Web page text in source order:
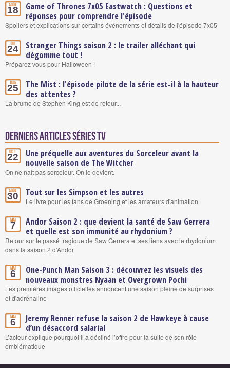
Août
18
Game of Thrones 7x05 Eastwatch : Questions et
réponses pour comprendre l'épisode
Spoilers et explications sur certains événements et détails de l'épisode 7x05
Juil.
24
Stranger Things saison 2 : le trailer alléchant qui
dégomme tout !
Préparez vous pour Halloween !
Juin
25
The Mist : l'épisode pilote de la série est-il à la hauteur
des attentes ?
La brume de Stephen King est de retour...
Derniers articles Séries TV
Oct.
22
Une préquelle aux aventures du Sorceleur avant la
nouvelle saison de The Witcher
On ne naît pas sorceleur. On le devient.
Août
30 Tout sur les Simpson et les autres
Le livre pour les fans de Groening et les amateurs d'animation
Mai
7
Andor Saison 2 : que devient la santé de Saw Gerrera
et quelle est son immunité au rhydonium ?
Retour sur le passé tragique de Saw Gerrera et ses liens avec le rhydonium
dans la saison 2 d'Andor
Mai
6
One-Punch Man Saison 3 : découvrez les visuels des
nouveaux monstres Nyaan et Overgrown Pochi
Les premières images officielles annoncent une saison pleine de surprises
et d'adrénaline
Mai
6
Jeremy Renner refuse la saison 2 de Hawkeye à cause
d’un désaccord salarial
L’acteur explique pourquoi il a décliné l’offre pour la suite de son rôle
emblématique